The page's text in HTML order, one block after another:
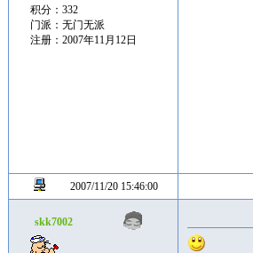
积分：332
门派：无门无派
注册：2007年11月12日
2007/11/20 15:46:00
skk7002